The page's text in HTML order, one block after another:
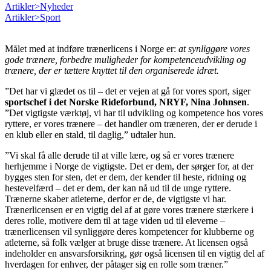
Artikler>Nyheder
Artikler>Sport
Målet med at indføre trænerlicens i Norge er: at synliggøre vores
gode trænere, forbedre muligheder for kompetenceudvikling og
trænere, der er tættere knyttet til den organiserede idræt.
”Det har vi glædet os til – det er vejen at gå for vores sport, siger
sportschef i det Norske Rideforbund, NRYF, Nina Johnsen.
”Det vigtigste værktøj, vi har til udvikling og kompetence hos vores
ryttere, er vores trænere – det handler om træneren, der er derude i
en klub eller en stald, til daglig,” udtaler hun.
”Vi skal få alle derude til at ville lære, og så er vores trænere
herhjemme i Norge de vigtigste. Det er dem, der sørger for, at der
bygges sten for sten, det er dem, der kender til heste, ridning og
hestevelfærd – det er dem, der kan nå ud til de unge ryttere.
Trænerne skaber atleterne, derfor er de, de vigtigste vi har.
Trænerlicensen er en vigtig del af at gøre vores trænere stærkere i
deres rolle, motivere dem til at tage viden ud til eleverne –
trænerlicensen vil synliggøre deres kompetencer for klubberne og
atleterne, så folk vælger at bruge disse trænere. At licensen også
indeholder en ansvarsforsikring, gør også licensen til en vigtig del af
hverdagen for enhver, der påtager sig en rolle som træner.”